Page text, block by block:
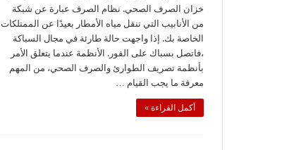
خزان الصرف الصحي. نظام الصرف عبارة عن شبكة
من الأنابيب التي تنقل مياه الأمطار بعيدًا عن الممتلكات
الخاصة بك. إذا واجهت حالة طارئة في مجال السباكة
،فاتصل بسباك على الفور. الأنظمة عندما يتعلق الأمر
بأنظمة تصريف الطوارئ والصرف الصحي، من المهم
معرفة ما يجب القيام …
أكمل القراءة »